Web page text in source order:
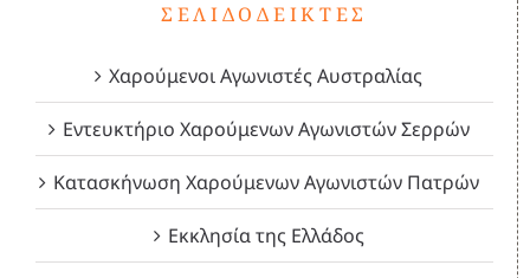
ΣΕΛΙΔΟΔΕΊΚΤΕΣ
Χαρούμενοι Αγωνιστές Αυστραλίας
Εντευκτήριο Χαρούμενων Αγωνιστών Σερρών
Κατασκήνωση Χαρούμενων Αγωνιστών Πατρών
Εκκλησία της Ελλάδος